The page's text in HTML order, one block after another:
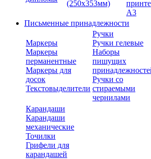
(250х353мм)
А3
Письменные принадлежности
Маркеры
Маркеры
перманентные
Маркеры для
досок
Текстовыделители
Ручки
Ручки гелевые
Наборы
пишущих
Ручки со
стираемыми
чернилами
Карандаши
Карандаши
механические
Точилки
Грифели для
карандашей